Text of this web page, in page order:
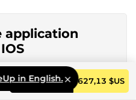
application
$US 125,43 $US
Commander 627,13 $US
in English.